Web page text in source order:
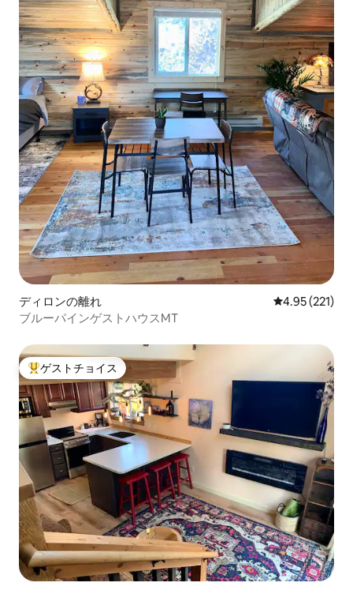
ディロンの離れ レビュー221
4.95 (221)
ブルーパインゲストハウスMT
大好評のゲストチョイスです。
ゲストチョイス